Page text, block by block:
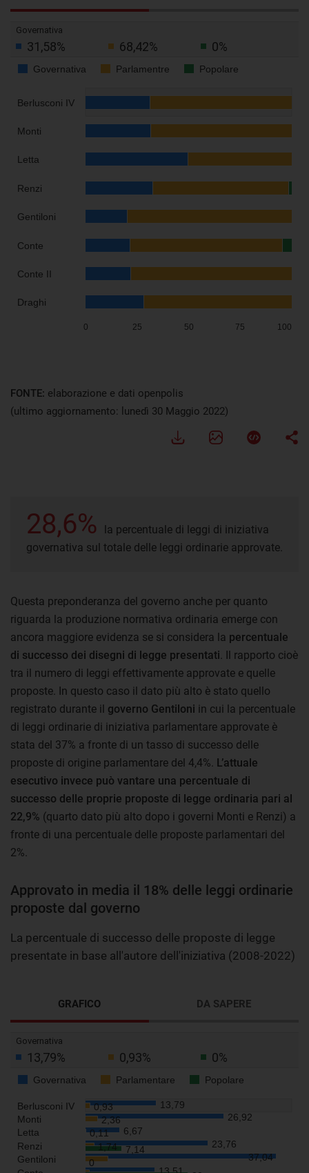
FONTE: elaborazione e dati openpolis
(ultimo aggiornamento: lunedì 30 Maggio 2022)
28,6%
la percentuale di leggi di iniziativa
governativa sul totale delle leggi ordinarie approvate.
Questa preponderanza del governo anche per quanto
riguarda la produzione normativa ordinaria emerge con
ancora maggiore evidenza se si considera la percentuale
di successo dei disegni di legge presentati . Il rapporto cioè
tra il numero di leggi effettivamente approvate e quelle
proposte. In questo caso il dato più alto è stato quello
registrato durante il governo Gentiloni in cui la percentuale
di leggi ordinarie di iniziativa parlamentare approvate è
stata del 37% a fronte di un tasso di successo delle
proposte di origine parlamentare del 4,4%. L’attuale
esecutivo invece può vantare una percentuale di
successo delle proprie proposte di legge ordinaria pari al
22,9% (quarto dato più alto dopo i governi Monti e Renzi) a
fronte di una percentuale delle proposte parlamentari del
2%.
Approvato in media il 18% delle leggi ordinarie
proposte dal governo
La percentuale di successo delle proposte di legge
presentate in base all'autore dell'iniziativa (2008-2022)
GRAFICO DA SAPERE